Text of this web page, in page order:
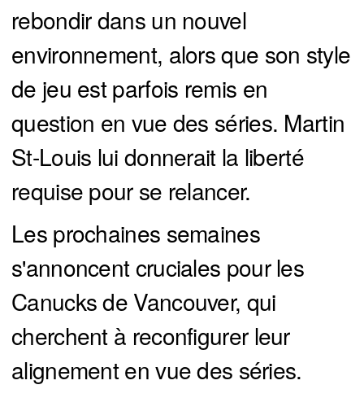
rebondir dans un nouvel
environnement, alors que son style
de jeu est parfois remis en
question en vue des séries. Martin
St-Louis lui donnerait la liberté
requise pour se relancer.
Les prochaines semaines
s'annoncent cruciales pour les
Canucks de Vancouver, qui
cherchent à reconfigurer leur
alignement en vue des séries.